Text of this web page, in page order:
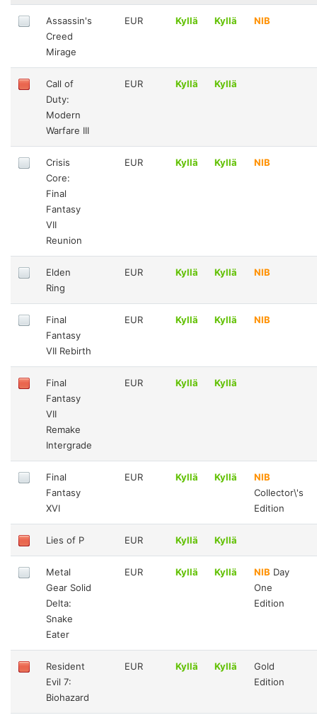
Assassin's
Creed
Mirage
EUR Kyllä Kyllä NIB
Call of
Duty:
Modern
Warfare III
EUR Kyllä Kyllä
Crisis
Core:
Final
Fantasy
VII
Reunion
EUR Kyllä Kyllä NIB
Elden
Ring
EUR Kyllä Kyllä NIB
Final
Fantasy
VII Rebirth
EUR Kyllä Kyllä NIB
Final
Fantasy
VII
Remake
Intergrade
EUR Kyllä Kyllä
Final
Fantasy
XVI
EUR Kyllä Kyllä
NIB
Collector\'s
Edition
Lies of P EUR Kyllä Kyllä
Metal
Gear Solid
Delta:
Snake
Eater
EUR Kyllä Kyllä NIB Day
One
Edition
Resident
Evil 7:
Biohazard
EUR Kyllä Kyllä
Gold
Edition